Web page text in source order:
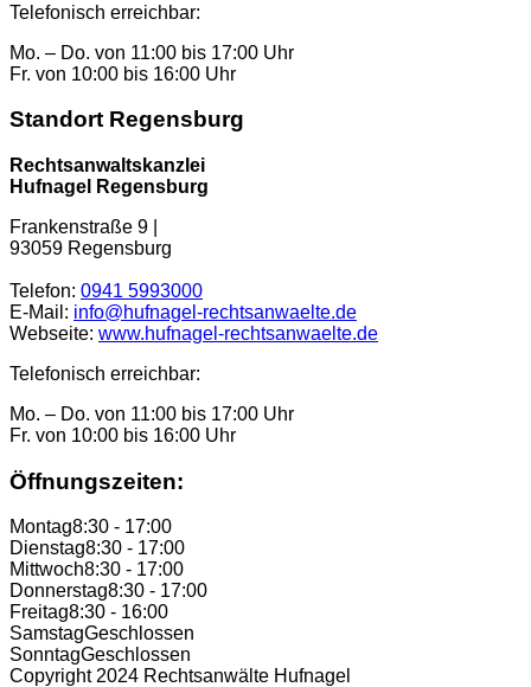
Telefonisch erreichbar:
Mo. – Do. von 11:00 bis 17:00 Uhr
Fr. von 10:00 bis 16:00 Uhr
Standort Regensburg
Rechtsanwaltskanzlei
Hufnagel Regensburg
Frankenstraße 9 |
93059 Regensburg
Telefon: 0941 5993000
E-Mail: info@hufnagel-rechtsanwaelte.de
Webseite: www.hufnagel-rechtsanwaelte.de
Telefonisch erreichbar:
Mo. – Do. von 11:00 bis 17:00 Uhr
Fr. von 10:00 bis 16:00 Uhr
Öffnungszeiten:
Montag8:30 - 17:00
Dienstag8:30 - 17:00
Mittwoch8:30 - 17:00
Donnerstag8:30 - 17:00
Freitag8:30 - 16:00
SamstagGeschlossen
SonntagGeschlossen
Copyright 2024 Rechtsanwälte Hufnagel